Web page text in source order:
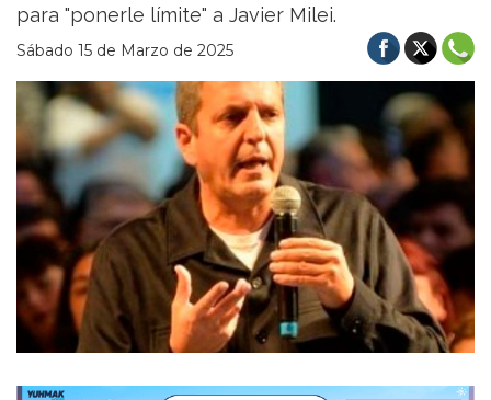
para "ponerle límite" a Javier Milei.
Sábado 15 de Marzo de 2025